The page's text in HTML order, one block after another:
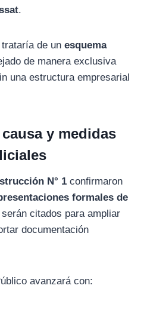
.
de un esquema
de manera exclusiva
una estructura empresarial
y medidas
N° 1 confirmaron
formales de
citados para ampliar
documentación
avanzará con: